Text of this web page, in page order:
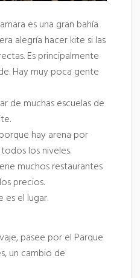
es una gran bahía
alegría hacer kite si las
Es principalmente
Hay muy poca gente
de muchas escuelas de
hay arena por
los niveles.
muchos restaurantes
precios.
es el lugar.
pasee por el Parque
un cambio de